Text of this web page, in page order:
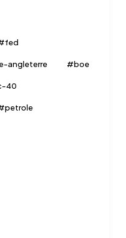
fed
angleterre #boe
40
petrole